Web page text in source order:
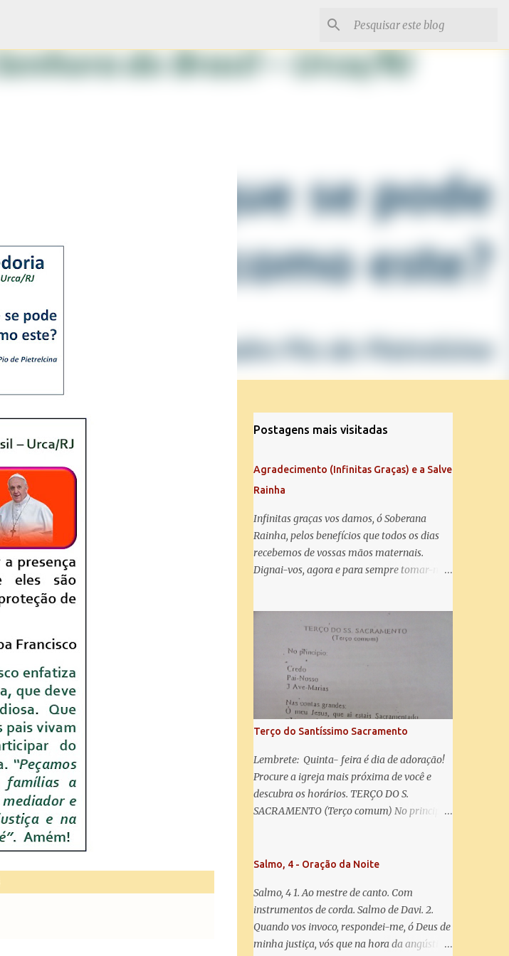
Postagens mais visitadas
Agradecimento (Infinitas Graças) e a Salve
Rainha
Infinitas graças vos damos, ó Soberana
Rainha, pelos benefícios que todos os dias
recebemos de vossas mãos maternais.
Dignai-vos, agora e para sempre tomar-nos
Salve Rainha: Salve Rainha , Mãe de
misericórdia, vida, doçura, esperança nossa,
salve! A vós bradamos os degredados filhos
de Eva, a vós suspiramos, gemendo e
chorando neste vale de lágrimas. Eia, pois,
Advogada nossa, estes vossos olhos
misericordiosos a nós volvei, e depois deste
desterro, mostrai-nos Jesus. Bendito é o
fruto do vosso ventre, ó clemente, ó piedosa,
ó doce e sempre Virgem Maria. Rogai por
nós Santa Mãe de Deus. Para que sejamos
dignos das promessas de Cristo. Amém.
Terço do Santíssimo Sacramento
Lembrete: Quinta- feira é dia de adoração!
Procure a igreja mais próxima de você e
descubra os horários. TERÇO DO S.
SACRAMENTO (Terço comum) No principio:
Sacramentado, não permitais que eu viva
coração ao Vosso e o Vosso ao meu, e, nem
sem Vós morra eu! Nas contas pequenas:
Sacramento de Amor! Misericórdia Senhor!
Glória ao Pai: Cristo pão da vida e remédio
Salmo, 4 - Oração da Noite
Salmo, 4 1. Ao mestre de canto. Com
instrumentos de corda. Salmo de Davi. 2.
Quando vos invoco, respondei-me, ó Deus de
minha justiça, vós que na hora da angústia